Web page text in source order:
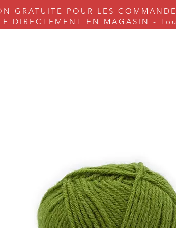
GRATUITE POUR LES
DIRECTEMENT EN MAGASIN -